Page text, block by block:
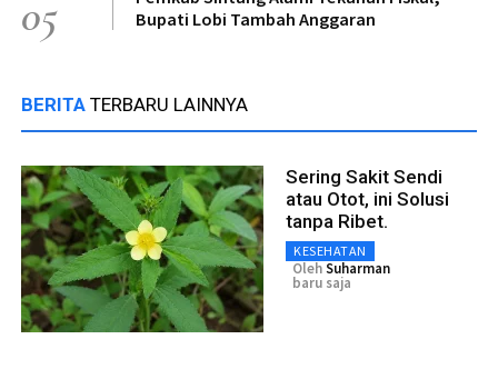
05
Bupati Lobi Tambah Anggaran
BERITA TERBARU LAINNYA
Sering Sakit Sendi
atau Otot, ini Solusi
tanpa Ribet.
KESEHATAN
OlehSuharman
baru saja